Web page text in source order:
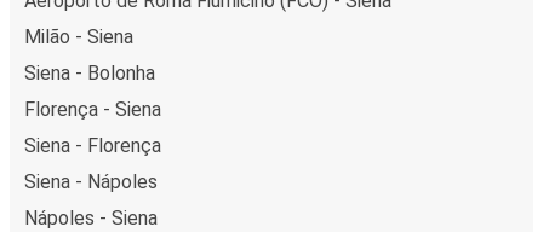
Milão - Siena
Siena - Bolonha
Florença - Siena
Siena - Florença
Siena - Nápoles
Nápoles - Siena